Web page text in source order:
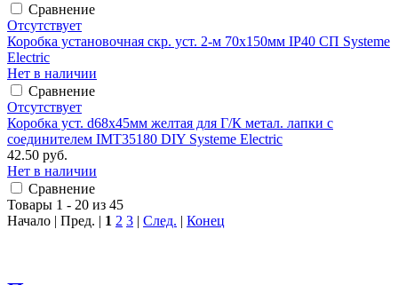
Сравнение
Отсутствует
Коробка установочная скр. уст. 2-м 70x150мм IP40 СП Systeme
Electric
Нет в наличии
Сравнение
Отсутствует
Коробка уст. d68х45мм желтая для Г/К метал. лапки с
соединителем IMT35180 DIY Systeme Electric
42.50 руб.
Нет в наличии
Сравнение
Товары 1 - 20 из 45
Начало | Пред. | 1 2 3 | След. | Конец